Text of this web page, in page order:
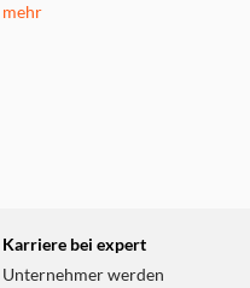
mehr
Karriere bei expert
Unternehmer werden